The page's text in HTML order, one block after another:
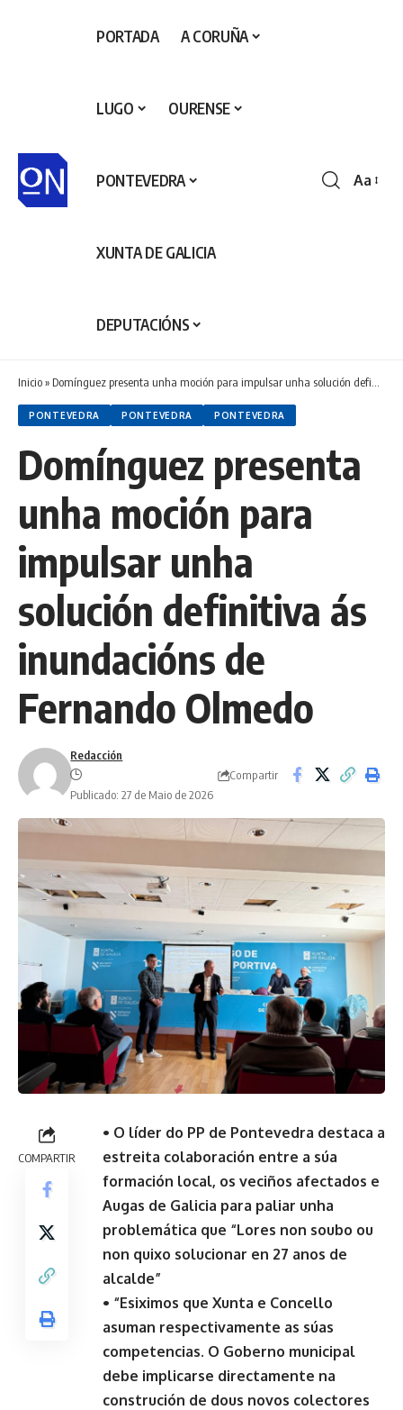
PORTADA A CORUÑA
LUGO OURENSE
PONTEVEDRA
XUNTA DE GALICIA
DEPUTACIÓNS
Aa
Inicio» Domínguez presenta unha moción para impulsar unha solución definitiva ás inundacións de Fernando Olmedo
PONTEVEDRA PONTEVEDRA PONTEVEDRA
Domínguez presenta
unha moción para
impulsar unha
solución definitiva ás
inundacións de
Fernando Olmedo
Redacción
Publicado: 27 de Maio de 2026
Compartir
COMPARTIR
• O líder do PP de Pontevedra destaca a
estreita colaboración entre a súa
formación local, os veciños afectados e
Augas de Galicia para paliar unha
problemática que “Lores non soubo ou
non quixo solucionar en 27 anos de
alcalde”
• “Esiximos que Xunta e Concello
asuman respectivamente as súas
competencias. O Goberno municipal
debe implicarse directamente na
construción de dous novos colectores